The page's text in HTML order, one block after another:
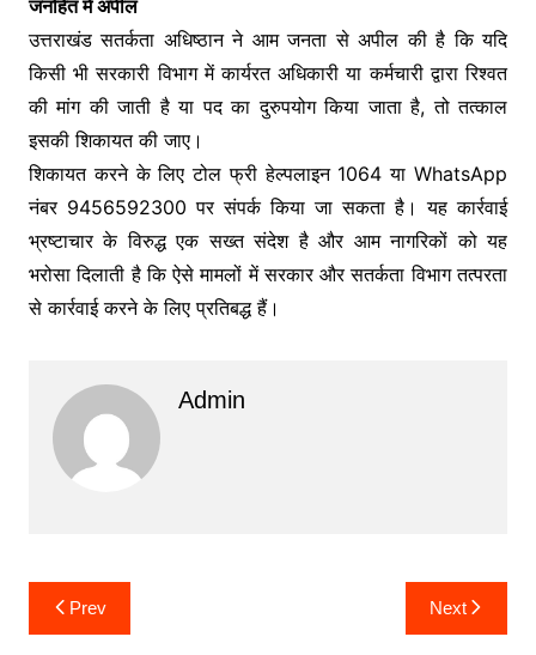
जनहित में अपील
उत्तराखंड सतर्कता अधिष्ठान ने आम जनता से अपील की है कि यदि
किसी भी सरकारी विभाग में कार्यरत अधिकारी या कर्मचारी द्वारा रिश्वत
की मांग की जाती है या पद का दुरुपयोग किया जाता है, तो तत्काल
इसकी शिकायत की जाए।
शिकायत करने के लिए टोल फ्री हेल्पलाइन 1064 या WhatsApp
नंबर 9456592300 पर संपर्क किया जा सकता है। यह कार्रवाई
भ्रष्टाचार के विरुद्ध एक सख्त संदेश है और आम नागरिकों को यह
भरोसा दिलाती है कि ऐसे मामलों में सरकार और सतर्कता विभाग तत्परता
से कार्रवाई करने के लिए प्रतिबद्ध हैं।
Admin
Post
navigation
Prev Next